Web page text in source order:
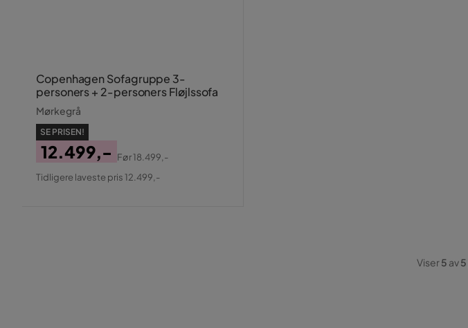
Copenhagen Sofagruppe 3-
personers + 2-personers Fløjlssofa
Mørkegrå
SE PRISEN!
Pris
12.499,-
Original
Før18.499,-
Tidligere laveste pris 12.499,-
Viser5 av5